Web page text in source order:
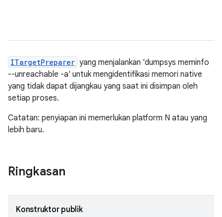
ITargetPreparer yang menjalankan 'dumpsys meminfo
--unreachable -a' untuk mengidentifikasi memori native
yang tidak dapat dijangkau yang saat ini disimpan oleh
setiap proses.
Catatan: penyiapan ini memerlukan platform N atau yang
lebih baru.
Ringkasan
Konstruktor publik